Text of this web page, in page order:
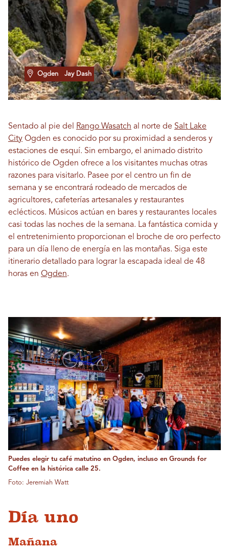
Ogden Jay Dash
Sentado al pie del Rango Wasatch al norte de Salt Lake
City Ogden es conocido por su proximidad a senderos y
estaciones de esquí. Sin embargo, el animado distrito
histórico de Ogden ofrece a los visitantes muchas otras
razones para visitarlo. Pasee por el centro un fin de
semana y se encontrará rodeado de mercados de
agricultores, cafeterías artesanales y restaurantes
eclécticos. Músicos actúan en bares y restaurantes locales
casi todas las noches de la semana. La fantástica comida y
el entretenimiento proporcionan el broche de oro perfecto
para un día lleno de energía en las montañas. Siga este
itinerario detallado para lograr la escapada ideal de 48
horas en Ogden.
Puedes elegir tu café matutino en Ogden, incluso en Grounds for
Coffee en la histórica calle 25.
Foto: Jeremiah Watt
Día uno
Mañana